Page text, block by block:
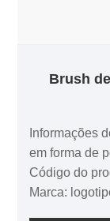
Brush
Informações
em forma de
Código do
Marca: